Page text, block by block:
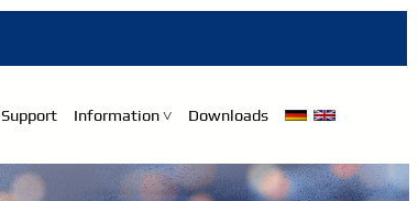
Support Information ˅ Downloads